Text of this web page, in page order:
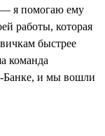
— я помогаю ему
работы, которая
быстрее
команда
Банке, и мы вошли